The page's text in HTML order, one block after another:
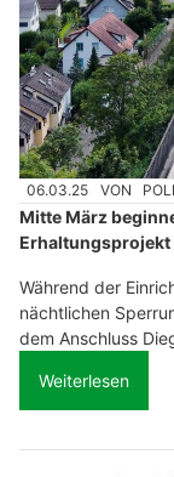
06.03.25 VON
Mitte März
Erhaltungsprojekt
Während der
nächtlichen
dem Anschluss
Weiterlesen